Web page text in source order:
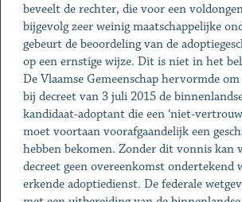
beveelt de rechter, die voor een
bijgevolg zeer weinig maatschappelijke
gebeurt de beoordeling van de
op een ernstige wijze. Dit is niet in het
De Vlaamse Gemeenschap hervormde
bij decreet van 3 juli 2015 de
kandidaat-adoptant die een ‘niet-
moet voortaan voorafgaandelijk een
hebben bekomen. Zonder dit vonnis kan
decreet geen overeenkomst ondertekend
erkende adoptiedienst. De federale